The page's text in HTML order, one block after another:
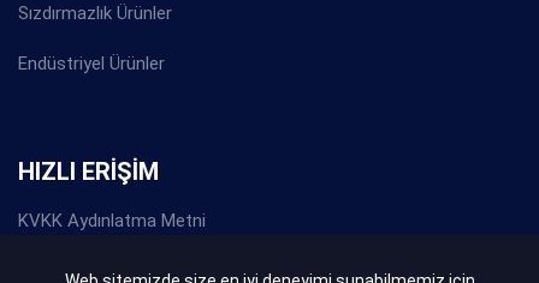
Sızdırmazlık Ürünler
Endüstriyel Ürünler
HIZLI ERİŞİM
KVKK Aydınlatma Metni
Gizlilik Politikası